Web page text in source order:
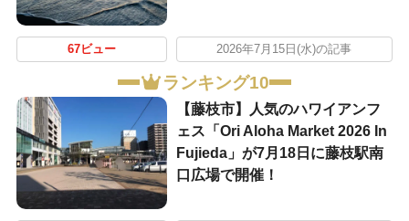
67ビュー 2026年7月15日(水)の記事
ランキング10
【藤枝市】人気のハワイアンフ
ェス「Ori Aloha Market 2026 In
Fujieda」が7月18日に藤枝駅南
口広場で開催！